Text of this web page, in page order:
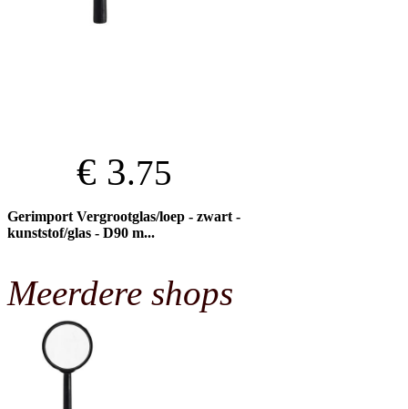
€ 3.75
Gerimport Vergrootglas/loep - zwart -
kunststof/glas - D90 m...
Meerdere shops